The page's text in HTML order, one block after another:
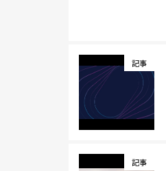
記事
記事